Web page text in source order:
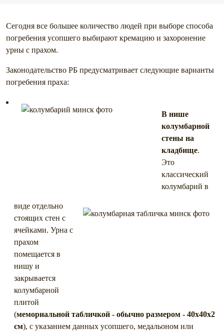
Сегодня все большее количество людей при выборе способа
погребения усопшего выбирают кремацию и захоронение
урны с прахом.
Законодательство РБ предусматривает следующие варианты
погребения праха:
В нише
колумбарной
стены на
кладбище.
Это
классический
колумбарий в
виде отдельно
стоящих стен с
ячейками. Урна с
прахом
помещается в
нишу и
закрывается
колумбарной
плитой
(мемориальной табличкой - обычно размером - 40х40х2
см), с указанием данных усопшего, медальоном или